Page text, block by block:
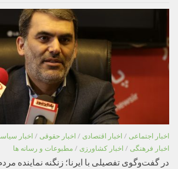
اخبار اجتماعی / اخبار اقتصادی / اخبار حقوقی / اخبار
اخبار فرهنگی / اخبار کشاورزی / مطبوعات و رسانه ها
در گفت‌وگوی تفصیلی با ایرنا؛ زنگنه نماینده